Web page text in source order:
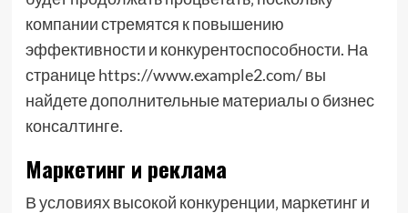
компании стремятся к повышению
эффективности и конкурентоспособности. На
странице https://www.example2.com/ вы
найдете дополнительные материалы о бизнес
консалтинге.
Маркетинг и реклама
В условиях высокой конкуренции‚ маркетинг и